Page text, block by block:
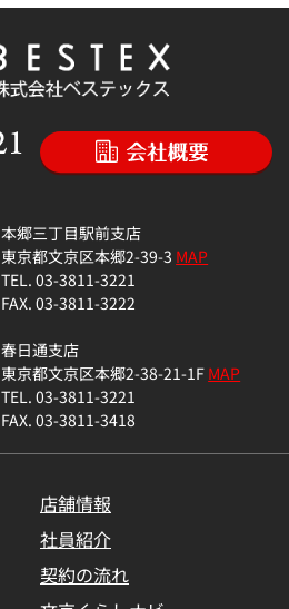
本郷三丁目駅前支店
東京都文京区本郷2-39-3 MAP
TEL. 03-3811-3221
FAX. 03-3811-3222
春日通支店
東京都文京区本郷2-38-21-1FMAP
TEL. 03-3811-3221
FAX. 03-3811-3418
店舗情報
社員紹介
契約の流れ